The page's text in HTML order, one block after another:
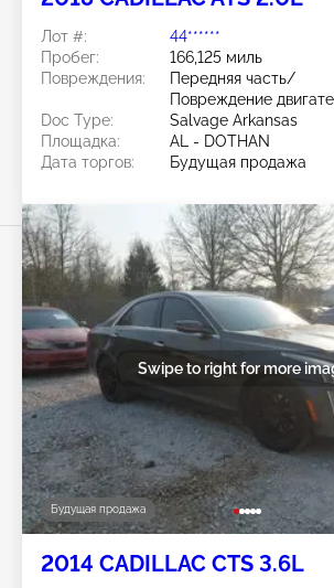
Лот #:
44******
Пробег:
166,125 миль
Повреждения:
Передняя часть/
Повреждение
Doc Type:
Salvage Arkansas
Площадка:
AL - DOTHAN
Дата торгов:
Будущая продажа
Будущая продажа
Swipe to right for more
2014 CADILLAC CTS 3.6L